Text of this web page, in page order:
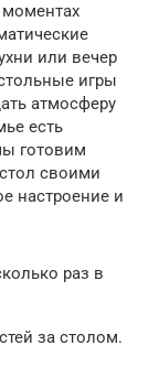
моментах
или вечер
игры
атмосферу
есть
готовим
своими
настроение и
раз в
за столом.